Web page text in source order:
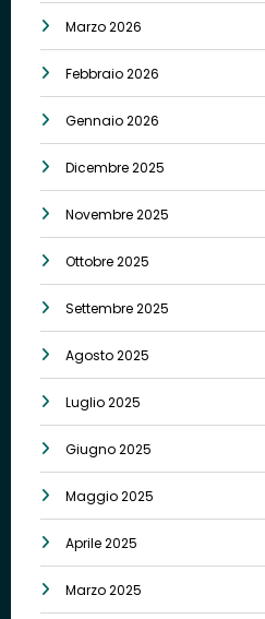
Marzo 2026
Febbraio 2026
Gennaio 2026
Dicembre 2025
Novembre 2025
Ottobre 2025
Settembre 2025
Agosto 2025
Luglio 2025
Giugno 2025
Maggio 2025
Aprile 2025
Marzo 2025